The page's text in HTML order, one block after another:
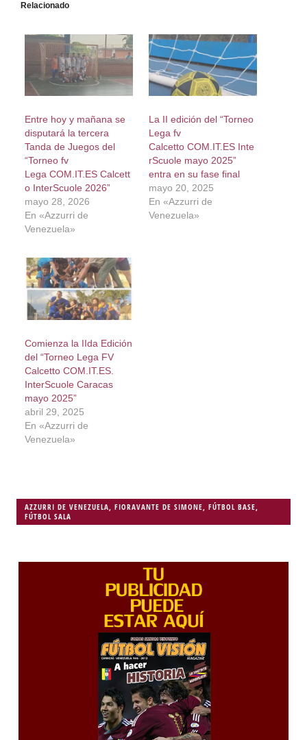
Relacionado
Entre hoy y mañana se
disputará la tercera
Tanda de Juegos del
“Torneo fv
Lega COM.IT.ES Calcett
o InterScuole 2026”
mayo 28, 2026
En «Azzurri de
Venezuela»
La II edición del “Torneo
Lega fv
Calcetto COM.IT.ES Inte
rScuole mayo 2025”
entra en su fase final
mayo 20, 2025
En «Azzurri de
Venezuela»
Comienza la IIda Edición
del “Torneo Lega FV
Calcetto COM.IT.ES.
InterScuole Caracas
mayo 2025”
abril 29, 2025
En «Azzurri de
Venezuela»
AZZURRI DE VENEZUELA FIORAVANTE DE SIMONE FÚTBOL BASE
FÚTBOL SALA